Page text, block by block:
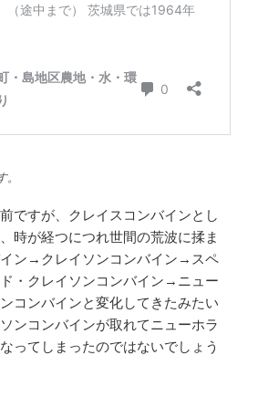
ですが、クレイスコンバインとし
時が経つにつれ世間の荒波に揉ま
ン→クレイソンコンバイン→スペ
・クレイソンコンバイン→ニュー
コンバインと変化してきたみたい
ンコンバインが取れてニューホラ
ってしまったのではないでしょう